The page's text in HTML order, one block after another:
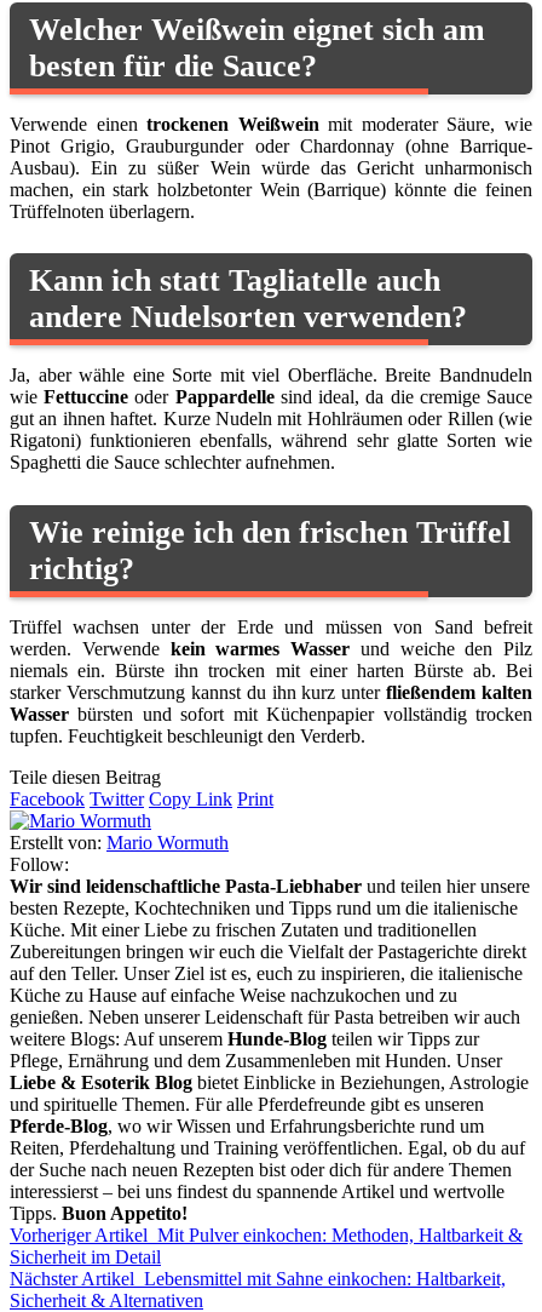
Welcher Weißwein eignet sich am
besten für die Sauce?
Verwende einentrockenen Weißwein mit moderater Säure, wie
Pinot Grigio, Grauburgunder oder Chardonnay (ohne Barrique-
Ausbau). Ein zu süßer Wein würde das Gericht unharmonisch
machen, ein stark holzbetonter Wein (Barrique) könnte die feinen
Trüffelnoten überlagern.
Kann ich statt Tagliatelle auch
andere Nudelsorten verwenden?
Ja, aber wähle eine Sorte mit viel Oberfläche. Breite Bandnudeln
wieFettuccine oder Pappardellesind ideal, da die cremige Sauce
gut an ihnen haftet. Kurze Nudeln mit Hohlräumen oder Rillen (wie
Rigatoni) funktionieren ebenfalls, während sehr glatte Sorten wie
Spaghetti die Sauce schlechter aufnehmen.
Wie reinige ich den frischen Trüffel
richtig?
Trüffel wachsen unter der Erde und müssen von Sand befreit
werden. Verwende kein warmes Wasser und weiche den Pilz
niemals ein. Bürste ihn trocken mit einer harten Bürste ab. Bei
starker Verschmutzung kannst du ihn kurz unterfließendem kalten
Wasser bürsten und sofort mit Küchenpapier vollständig trocken
tupfen. Feuchtigkeit beschleunigt den Verderb.
Teile diesen Beitrag
Facebook Twitter Copy Link Print
Erstellt von: Mario Wormuth
Follow:
Wir sind leidenschaftliche Pasta-Liebhaber und teilen hier unsere
besten Rezepte, Kochtechniken und Tipps rund um die italienische
Küche. Mit einer Liebe zu frischen Zutaten und traditionellen
Zubereitungen bringen wir euch die Vielfalt der Pastagerichte direkt
auf den Teller. Unser Ziel ist es, euch zu inspirieren, die italienische
Küche zu Hause auf einfache Weise nachzukochen und zu
genießen. Neben unserer Leidenschaft für Pasta betreiben wir auch
weitere Blogs: Auf unserem Hunde-Blog teilen wir Tipps zur
Pflege, Ernährung und dem Zusammenleben mit Hunden. Unser
Liebe & Esoterik Blog bietet Einblicke in Beziehungen, Astrologie
und spirituelle Themen. Für alle Pferdefreunde gibt es unseren
Pferde-Blog, wo wir Wissen und Erfahrungsberichte rund um
Reiten, Pferdehaltung und Training veröffentlichen. Egal, ob du auf
der Suche nach neuen Rezepten bist oder dich für andere Themen
interessierst – bei uns findest du spannende Artikel und wertvolle
Tipps. Buon Appetito!
Vorheriger Artikel Mit Pulver einkochen: Methoden, Haltbarkeit &
Sicherheit im Detail
Nächster Artikel Lebensmittel mit Sahne einkochen: Haltbarkeit,
Sicherheit & Alternativen